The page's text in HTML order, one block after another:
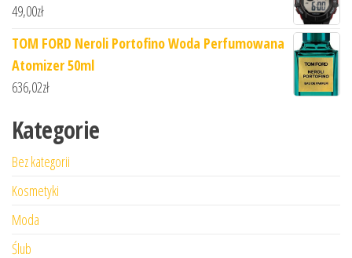
49,00zł
TOM FORD Neroli Portofino Woda Perfumowana
Atomizer 50ml
636,02zł
Kategorie
Bez kategorii
Kosmetyki
Moda
Ślub